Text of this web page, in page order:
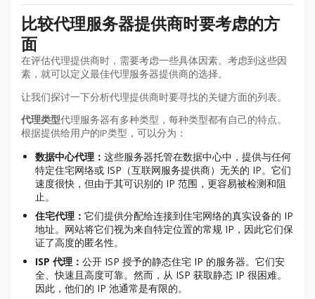
比较代理服务器提供商时要考虑的方
面
在评估代理提供商时，需要考虑一些具体因素。考虑到这些因
素，就可以定义最佳代理服务器提供商的选择。
让我们探讨一下分析代理提供商时要寻找的关键方面的列表。
代理类型代理服务器有多种类型，每种类型都有自己的特点。
根据提供给用户的IP类型，可以分为：
数据中心代理： 这些服务器托管在数据中心中，提供与任何
特定住宅网络或 ISP（互联网服务提供商）无关的 IP。它们
速度很快，但由于其可识别的 IP 范围，更容易被检测和阻
止。
住宅代理： 它们提供分配给连接到住宅网络的真实设备的 IP
地址。网站将它们视为来自特定位置的常规 IP，因此它们保
证了高度的匿名性。
ISP 代理： 公开 ISP 授予的静态住宅 IP 的服务器。它们安
全、快速且高度可靠。然而，从 ISP 获取静态 IP 很困难。
因此，他们的 IP 池通常是有限的。